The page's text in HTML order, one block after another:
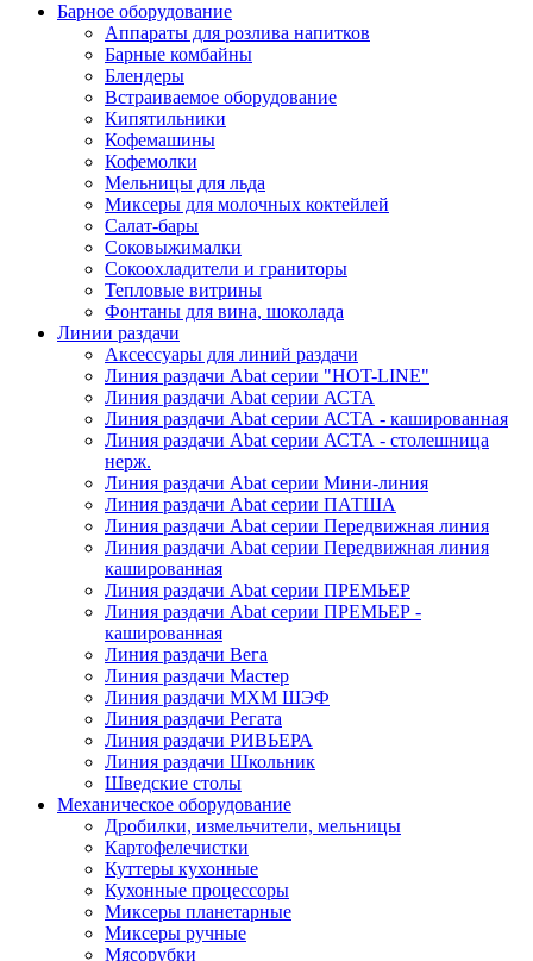
Барное оборудование
Аппараты для розлива напитков
Барные комбайны
Блендеры
Встраиваемое оборудование
Кипятильники
Кофемашины
Кофемолки
Мельницы для льда
Миксеры для молочных коктейлей
Салат-бары
Соковыжималки
Сокоохладители и граниторы
Тепловые витрины
Фонтаны для вина, шоколада
Линии раздачи
Аксессуары для линий раздачи
Линия раздачи Abat серии "HOT-LINE"
Линия раздачи Abat серии АСТА
Линия раздачи Abat серии АСТА - кашированная
Линия раздачи Abat серии АСТА - столешница
нерж.
Линия раздачи Abat серии Мини-линия
Линия раздачи Abat серии ПАТША
Линия раздачи Abat серии Передвижная линия
Линия раздачи Abat серии Передвижная линия
кашированная
Линия раздачи Abat серии ПРЕМЬЕР
Линия раздачи Abat серии ПРЕМЬЕР -
кашированная
Линия раздачи Вега
Линия раздачи Мастер
Линия раздачи МХМ ШЭФ
Линия раздачи Регата
Линия раздачи РИВЬЕРА
Линия раздачи Школьник
Шведские столы
Механическое оборудование
Дробилки, измельчители, мельницы
Картофелечистки
Куттеры кухонные
Кухонные процессоры
Миксеры планетарные
Миксеры ручные
Мясорубки